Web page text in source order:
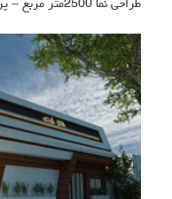
طراحی نما 2500متر مربع – پروژه تالار آیتک